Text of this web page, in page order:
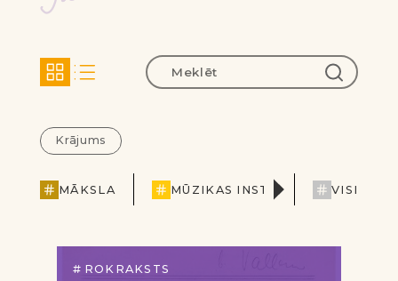
Krājums
MĀKSLA MŪZIKAS INSTRUMENTIVISI
ROKRAKSTS